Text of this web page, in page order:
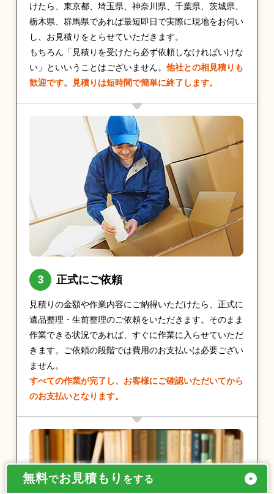
けたら、東京都、埼玉県、神奈川県、千葉県、茨城県、
栃木県、群馬県であれば最短即日で実際に現地をお伺い
し、お見積りをとらせていただきます。
もちろん「見積りを受けたら必ず依頼しなければいけな
い」といいうことはございません。 他社との相見積りも
歓迎です。見積りは短時間で簡単に終了します。
正式にご依頼
見積りの金額や作業内容にご納得いただけたら、正式に
遺品整理・生前整理のご依頼をいただきます。そのまま
作業できる状況であれば、すぐに作業に入らせていただ
きます。ご依頼の段階では費用のお支払いは必要ござい
ません。
すべての作業が完了し、お客様にご確認いただいてから
のお支払いとなります。
無料でお見積もり をする